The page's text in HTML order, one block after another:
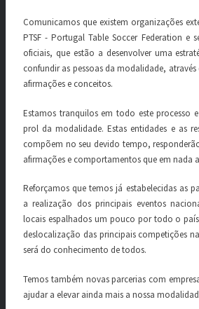
Comunicamos que existem organizações
PTSF - Portugal Table Soccer Federation e
oficiais, que estão a desenvolver uma
confundir as pessoas da modalidade,
afirmações e conceitos.
Estamos tranquilos em todo este processo
prol da modalidade. Estas entidades e as
compõem no seu devido tempo,
afirmações e comportamentos que em nada
Reforçamos que temos já estabelecidas as
a realização dos principais eventos
locais espalhados um pouco por todo o
deslocalização das principais competições
será do conhecimento de todos.
Temos também novas parcerias com
ajudar a elevar ainda mais a nossa